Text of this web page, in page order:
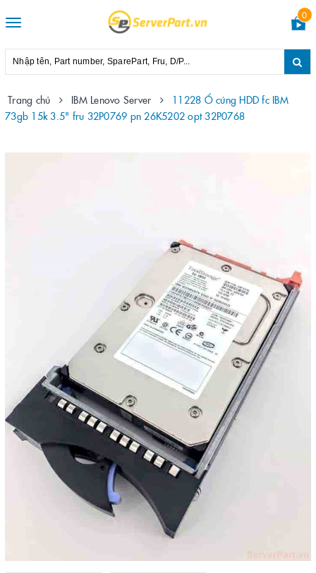
Toggle
0
Trang chủ IBM Lenovo Server
11228 Ổ cứng HDD fc IBM
73gb 15k 3.5" fru 32P0769 pn 26K5202 opt 32P0768